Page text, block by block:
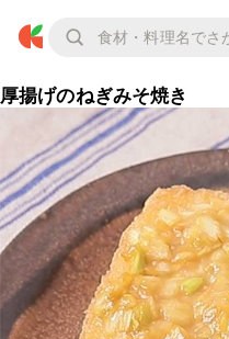
厚揚げのねぎみそ焼き